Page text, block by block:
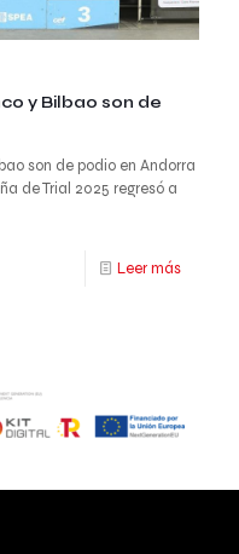
y Bilbao son de
son de podio en Andorra
de Trial 2025 regresó a
Leer más